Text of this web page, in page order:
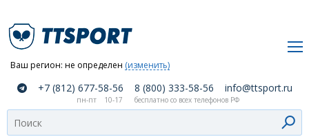
Ваш регион: не определен (изменить)
компании
Как
+7 (812) 677-58-56 8 (800) 333-58-56 info@ttsport.ru
пн-пт 10-17 бесплатно со всех телефонов РФ